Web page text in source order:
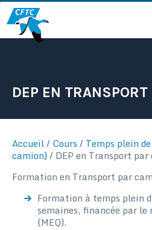
Passer
au
contenu
DEP EN
Accueil/ Cours / Temps plein
camion) / DEP en Transport par
Formation en Transport par
Formation à temps plein
semaines, financée par le
(MEQ).